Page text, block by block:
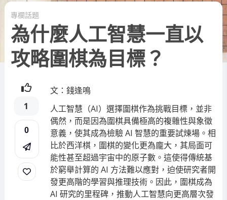
專欄話題
為什麼人工智慧一直以
攻略圍棋為目標？
1
0
文：錢逢鳴
人工智慧（AI）選擇圍棋作為挑戰目標，並非
偶然，而是因為圍棋具備極高的複雜性與象徵
意義，使其成為檢驗 AI 智慧的重要試煉場。相
比於西洋棋，圍棋的變化更為龐大，其局面可
能性甚至超過宇宙中的原子數。這使得傳統基
於窮舉計算的 AI 方法難以應對，迫使研究者開
發更高階的學習與推理技術。因此，圍棋成為
AI 研究的里程碑，推動人工智慧向更高層次發